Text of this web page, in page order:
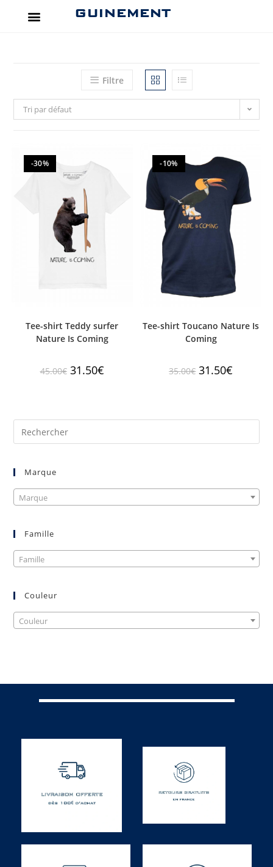
GUINEMENT
Filtre
Tri par défaut
-30%
Tee-shirt Teddy surfer
Nature Is Coming
45.00€ 31.50€
-10%
Tee-shirt Toucano Nature Is
Coming
35.00€ 31.50€
Marque
Marque
Famille
Famille
Couleur
Couleur